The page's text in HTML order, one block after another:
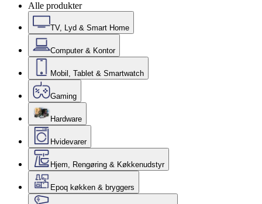
Alle produkter
TV, Lyd & Smart Home
Computer & Kontor
Mobil, Tablet & Smartwatch
Gaming
Hardware
Hvidevarer
Hjem, Rengøring & Køkkenudstyr
Epoq køkken & bryggers